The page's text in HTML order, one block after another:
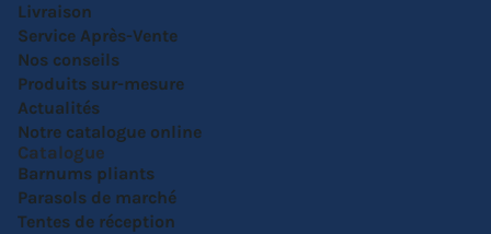
Livraison
Service Après-Vente
Nos conseils
Produits sur-mesure
Actualités
Notre catalogue online
Catalogue
Barnums pliants
Parasols de marché
Tentes de réception